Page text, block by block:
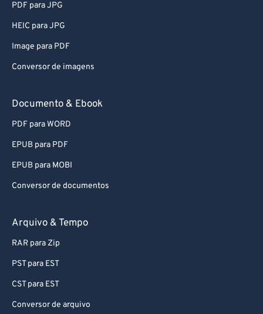
PDF para JPG
HEIC para JPG
Image para PDF
Conversor de imagens
Documento & Ebook
PDF para WORD
EPUB para PDF
EPUB para MOBI
Conversor de documentos
Arquivo & Tempo
RAR para Zip
PST para EST
CST para EST
Conversor de arquivo